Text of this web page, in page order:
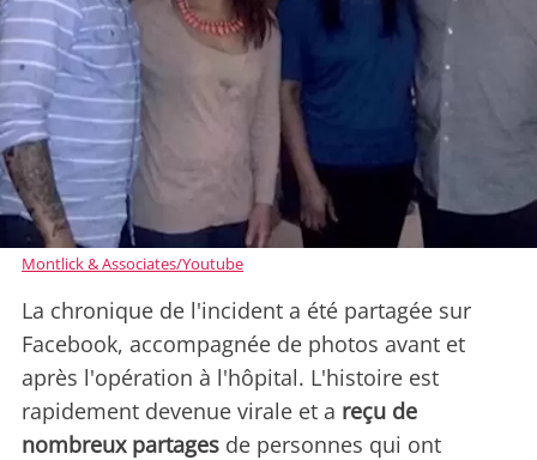
Montlick & Associates/Youtube
La chronique de l'incident a été partagée sur
Facebook, accompagnée de photos avant et
après l'opération à l'hôpital. L'histoire est
rapidement devenue virale et a reçu de
nombreux partages de personnes qui ont